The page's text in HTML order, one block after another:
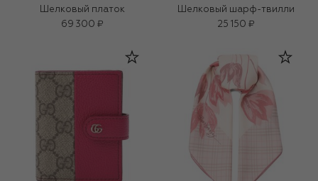
Шелковый платок
69 300 ₽
Шелковый шарф-твилли
25 150 ₽